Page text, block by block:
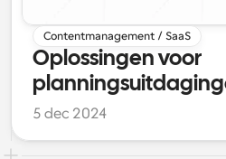
Contentmanagement / SaaS
Oplossingen voor
Storyblok
Cal.com
5 dec 2024